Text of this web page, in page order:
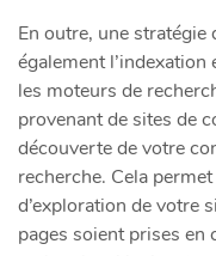
En outre, une
également
les moteurs de
provenant de sites de
découverte de votre
recherche. Cela
d’exploration de votre
pages soient prises en